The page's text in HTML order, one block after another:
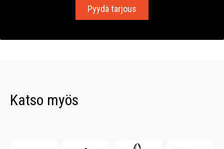
Pyydä tarjous
Katso myös